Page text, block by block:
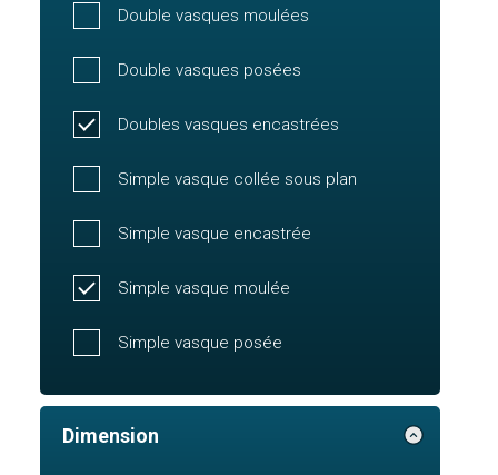
Double vasques moulées
Double vasques posées
Doubles vasques encastrées
Simple vasque collée sous plan
Simple vasque encastrée
Simple vasque moulée
Simple vasque posée
Dimension